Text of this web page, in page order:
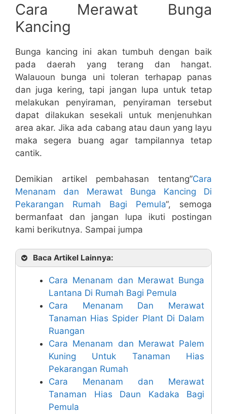
Cara Merawat Bunga
Kancing
Bunga kancing ini akan tumbuh dengan baik
pada daerah yang terang dan hangat.
Walauoun bunga uni toleran terhapap panas
dan juga kering, tapi jangan lupa untuk tetap
melakukan penyiraman, penyiraman tersebut
dapat dilakukan sesekali untuk menjenuhkan
area akar. Jika ada cabang atau daun yang layu
maka segera buang agar tampilannya tetap
cantik.
Demikian artikel pembahasan tentang”Cara
Menanam dan Merawat Bunga Kancing Di
Pekarangan Rumah Bagi Pemula“, semoga
bermanfaat dan jangan lupa ikuti postingan
kami berikutnya. Sampai jumpa
Baca Artikel Lainnya:
Cara Menanam dan Merawat Bunga
Lantana Di Rumah Bagi Pemula
Cara Menanam Dan Merawat
Tanaman Hias Spider Plant Di Dalam
Ruangan
Cara Menanam dan Merawat Palem
Kuning Untuk Tanaman Hias
Pekarangan Rumah
Cara Menanam dan Merawat
Tanaman Hias Daun Kadaka Bagi
Pemula